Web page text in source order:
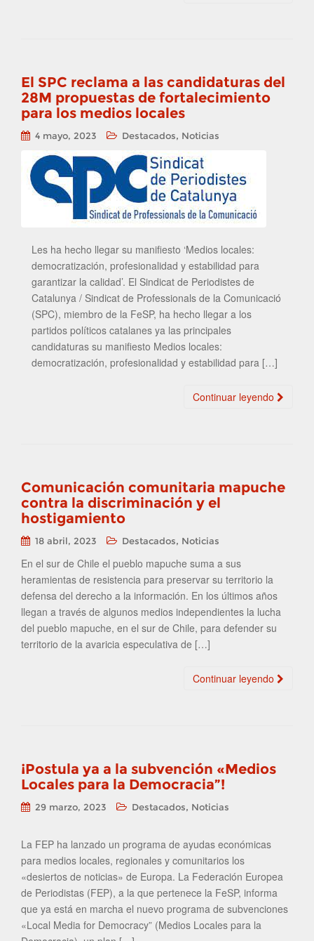
El SPC reclama a las candidaturas del
28M propuestas de fortalecimiento
para los medios locales
4 mayo, 2023 Destacados, Noticias
Les ha hecho llegar su manifiesto ‘Medios locales:
democratización, profesionalidad y estabilidad para
garantizar la calidad’. El Sindicat de Periodistes de
Catalunya / Sindicat de Professionals de la Comunicació
(SPC), miembro de la FeSP, ha hecho llegar a los
partidos políticos catalanes ya las principales
candidaturas su manifiesto Medios locales:
democratización, profesionalidad y estabilidad para […]
Continuar leyendo
Comunicación comunitaria mapuche
contra la discriminación y el
hostigamiento
18 abril, 2023 Destacados, Noticias
En el sur de Chile el pueblo mapuche suma a sus
heramientas de resistencia para preservar su territorio la
defensa del derecho a la información. En los últimos años
llegan a través de algunos medios independientes la lucha
del pueblo mapuche, en el sur de Chile, para defender su
territorio de la avaricia especulativa de […]
Continuar leyendo
¡Postula ya a la subvención «Medios
Locales para la Democracia”!
29 marzo, 2023 Destacados, Noticias
La FEP ha lanzado un programa de ayudas económicas
para medios locales, regionales y comunitarios los
«desiertos de noticias» de Europa. La Federación Europea
de Periodistas (FEP), a la que pertenece la FeSP, informa
que ya está en marcha el nuevo programa de subvenciones
«Local Media for Democracy” (Medios Locales para la